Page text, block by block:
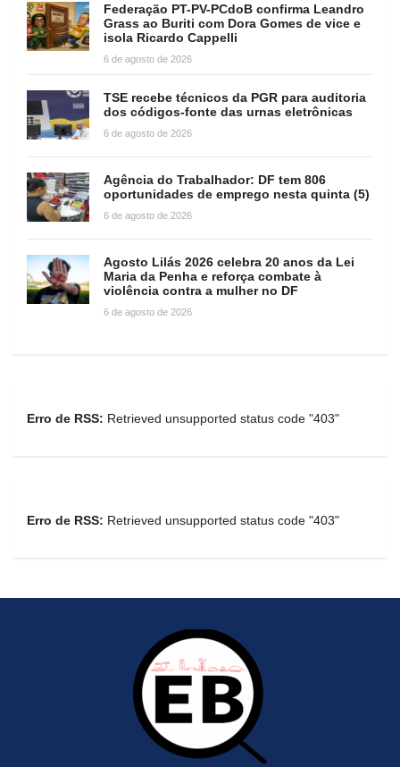
Federação PT-PV-PCdoB confirma Leandro
Grass ao Buriti com Dora Gomes de vice e
isola Ricardo Cappelli
6 de agosto de 2026
TSE recebe técnicos da PGR para auditoria
dos códigos-fonte das urnas eletrônicas
6 de agosto de 2026
Agência do Trabalhador: DF tem 806
oportunidades de emprego nesta quinta (5)
6 de agosto de 2026
Agosto Lilás 2026 celebra 20 anos da Lei
Maria da Penha e reforça combate à
violência contra a mulher no DF
6 de agosto de 2026
Erro de RSS: Retrieved unsupported status code "403"
Erro de RSS: Retrieved unsupported status code "403"